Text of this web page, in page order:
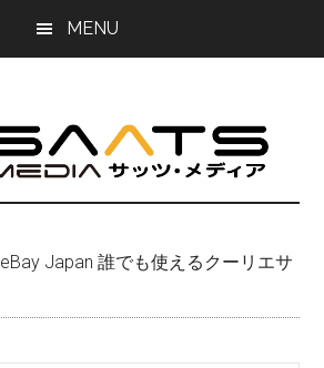
MENU
eBay Japan 誰でも使えるクーリエサ